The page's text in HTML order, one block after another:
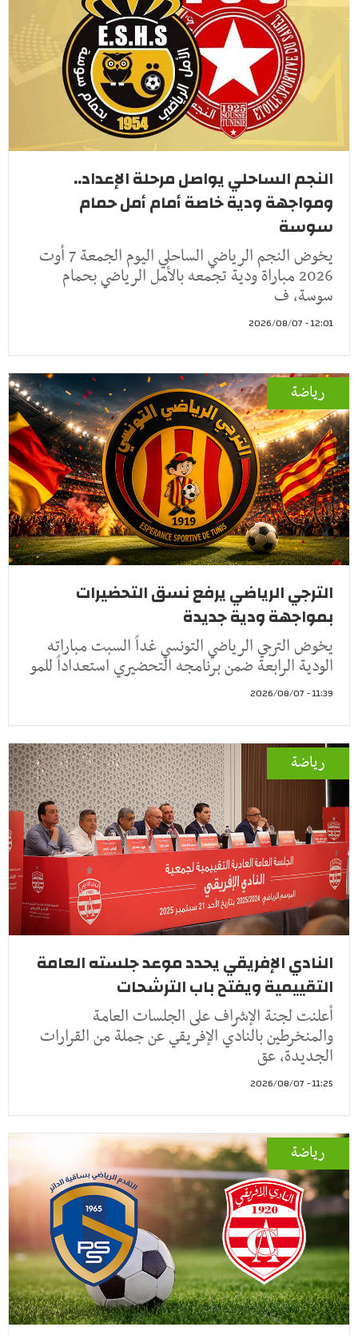
النجم الساحلي يواصل مرحلة الإعداد..
ومواجهة ودية خاصة أمام أمل حمام
سوسة
يخوض النجم الرياضي الساحلي اليوم الجمعة 7 أوت
2026 مباراة ودية تجمعه بالأمل الرياضي بحمام
سوسة، ف
12:01 - 2026/08/07
رياضة
الترجي الرياضي يرفع نسق التحضيرات
بمواجهة ودية جديدة
يخوض الترجي الرياضي التونسي غداً السبت مباراته
الودية الرابعة ضمن برنامجه التحضيري استعداداً للمو
11:39 - 2026/08/07
رياضة
النادي الإفريقي يحدد موعد جلسته العامة
التقييمية ويفتح باب الترشحات
أعلنت لجنة الإشراف على الجلسات العامة
والمنخرطين بالنادي الإفريقي عن جملة من القرارات
الجديدة، عق
11:25 - 2026/08/07
رياضة